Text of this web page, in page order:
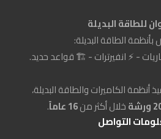
للطاقة البديلة
الطاقة البديلة:
- ⚡ انفيرترات - 🏗️ قواعد حديد.
الكاميرات والطاقة البديلة،
خلال أكثر من16 عاماً
.
التواصل